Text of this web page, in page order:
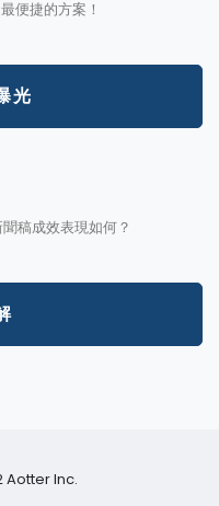
便捷的方案！
光
稿成效表現如何？
Aotter Inc.